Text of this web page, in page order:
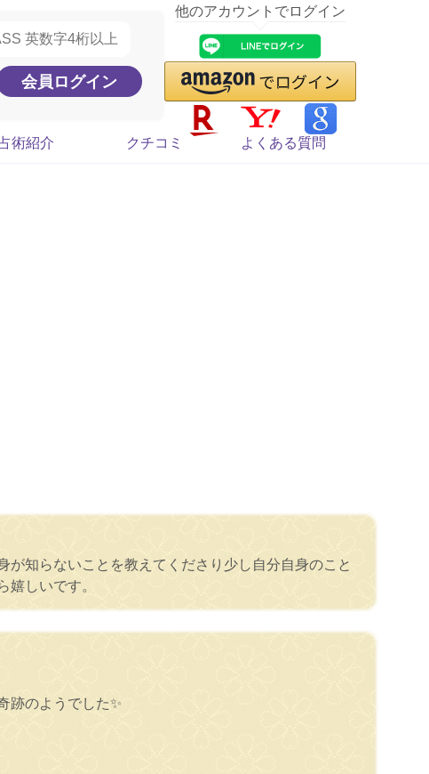
他のアカウントでログイン
術紹介 クチコミ よくある質問
知らないことを教えてくださり少し自分自身のこと
しいです。
跡のようでした✨